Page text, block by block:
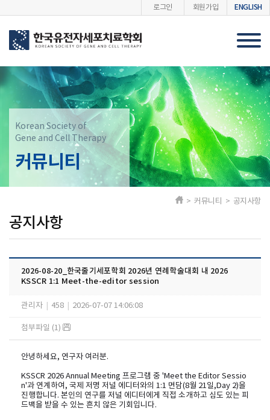
로그인 회원가입 ENGLISH
Korean Society of
Gene and Cell Therapy
커뮤니티
공지사항
> 커뮤니티 > 공지사항
2026-08-20_한국줄기세포학회 2026년 연례학술대회 내 2026
KSSCR 1:1 Meet-the-editor session
관리자 458 2026-07-07 14:06:08
첨부파일 (1)
안녕하세요, 연구자 여러분.
KSSCR 2026 Annual Meeting 프로그램 중 'Meet the Editor Sessio
n'과 연계하여, 국제 저명 저널 에디터와의 1:1 면담(8월 21일,Day 2)을
진행합니다. 본인의 연구를 저널 에디터에게 직접 소개하고 심도 있는 피
드백을 받을 수 있는 흔치 않은 기회입니다.